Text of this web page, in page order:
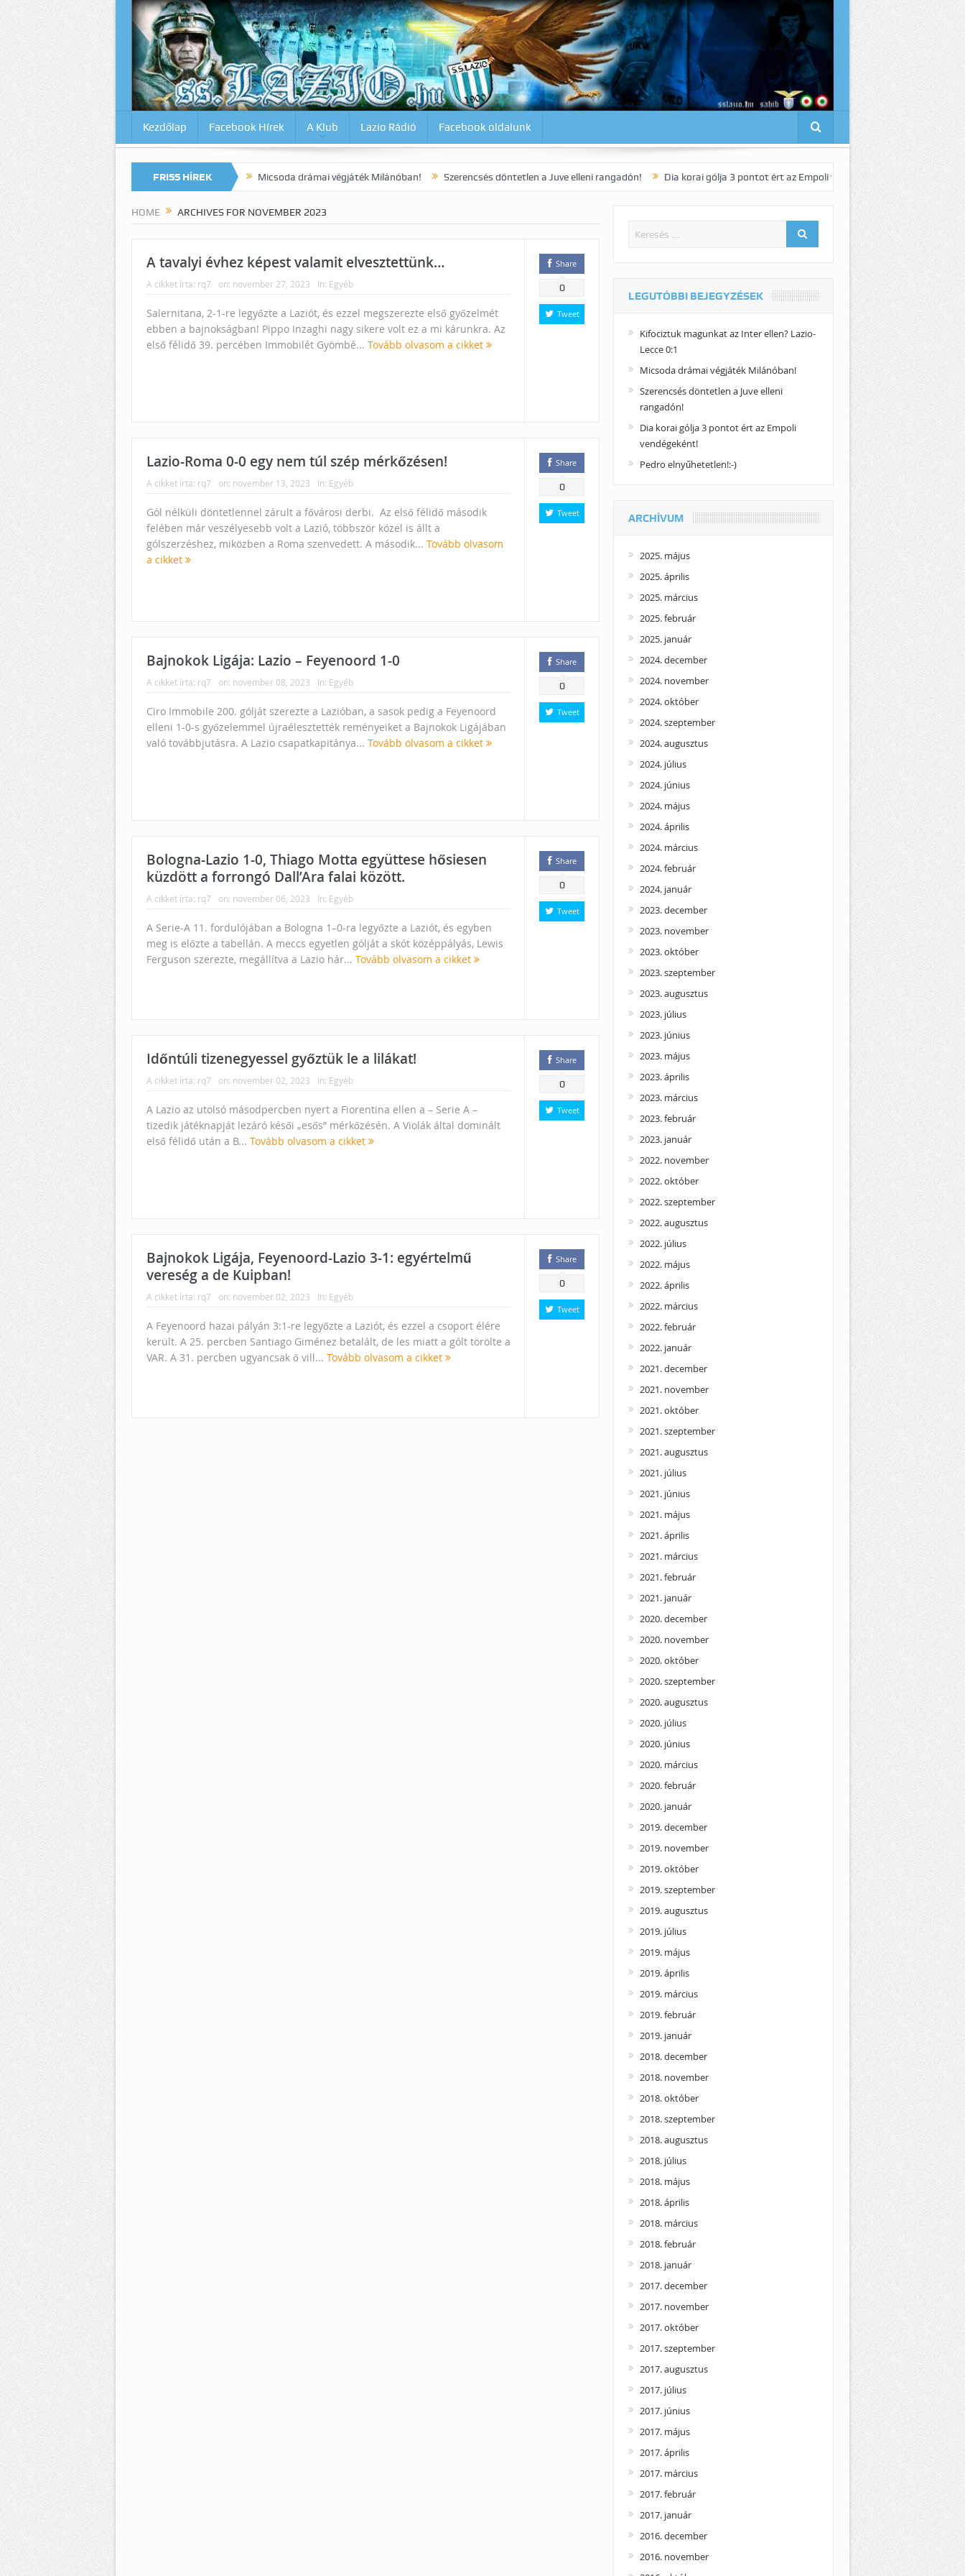
Kezdőlap Facebook Hírek A Klub Lazio Rádió Facebook oldalunk
FRISS HÍREK
az Inter ellen? Lazio-Lecce 0:1 Micsoda drámai végjáték Milánóban! Szerencsés döntetlen a Juve elleni rangadón! Dia korai gólja 3 pontot ért az Empoli vendégeként! Pedro elnyűhetetlen!:-)
HOME ARCHIVES FOR NOVEMBER 2023
A tavalyi évhez képest valamit elvesztettünk…
A cikket írta: rq7 on: november 27, 2023 In: Egyéb
Salernitana, 2-1-re legyőzte a Laziót, és ezzel megszerezte első győzelmét
ebben a bajnokságban! Pippo Inzaghi nagy sikere volt ez a mi kárunkra. Az
első félidő 39. percében Immobilét Gyömbé... Tovább olvasom a cikket
Share
0
Tweet
Lazio-Roma 0-0 egy nem túl szép mérkőzésen!
A cikket írta: rq7 on: november 13, 2023 In: Egyéb
Gól nélküli döntetlennel zárult a fővárosi derbi. Az első félidő második
felében már veszélyesebb volt a Lazió, többször közel is állt a
gólszerzéshez, miközben a Roma szenvedett. A második... Tovább olvasom
a cikket
Share
0
Tweet
Bajnokok Ligája: Lazio – Feyenoord 1-0
A cikket írta: rq7 on: november 08, 2023 In: Egyéb
Ciro Immobile 200. gólját szerezte a Lazióban, a sasok pedig a Feyenoord
elleni 1-0-s győzelemmel újraélesztették reményeiket a Bajnokok Ligájában
való továbbjutásra. A Lazio csapatkapitánya... Tovább olvasom a cikket
Share
0
Tweet
Bologna-Lazio 1-0, Thiago Motta együttese hősiesen
küzdött a forrongó Dall’Ara falai között.
A cikket írta: rq7 on: november 06, 2023 In: Egyéb
A Serie-A 11. fordulójában a Bologna 1–0-ra legyőzte a Laziót, és egyben
meg is előzte a tabellán. A meccs egyetlen gólját a skót középpályás, Lewis
Ferguson szerezte, megállítva a Lazio hár... Tovább olvasom a cikket
Share
0
Tweet
Időntúli tizenegyessel győztük le a lilákat!
A cikket írta: rq7 on: november 02, 2023 In: Egyéb
A Lazio az utolsó másodpercben nyert a Fiorentina ellen a – Serie A –
tizedik játéknapját lezáró késői „esős” mérkőzésén. A Violák által dominált
első félidő után a B... Tovább olvasom a cikket
Share
0
Tweet
Bajnokok Ligája, Feyenoord-Lazio 3-1: egyértelmű
vereség a de Kuipban!
A cikket írta: rq7 on: november 02, 2023 In: Egyéb
A Feyenoord hazai pályán 3:1-re legyőzte a Laziót, és ezzel a csoport élére
került. A 25. percben Santiago Giménez betalált, de les miatt a gólt törölte a
VAR. A 31. percben ugyancsak ő vill... Tovább olvasom a cikket
Share
0
Tweet
LEGUTÓBBI BEJEGYZÉSEK
Kifociztuk magunkat az Inter ellen? Lazio-
Lecce 0:1
Micsoda drámai végjáték Milánóban!
Szerencsés döntetlen a Juve elleni
rangadón!
Dia korai gólja 3 pontot ért az Empoli
vendégeként!
Pedro elnyűhetetlen!:-)
ARCHÍVUM
2025. május
2025. április
2025. március
2025. február
2025. január
2024. december
2024. november
2024. október
2024. szeptember
2024. augusztus
2024. július
2024. június
2024. május
2024. április
2024. március
2024. február
2024. január
2023. december
2023. november
2023. október
2023. szeptember
2023. augusztus
2023. július
2023. június
2023. május
2023. április
2023. március
2023. február
2023. január
2022. november
2022. október
2022. szeptember
2022. augusztus
2022. július
2022. május
2022. április
2022. március
2022. február
2022. január
2021. december
2021. november
2021. október
2021. szeptember
2021. augusztus
2021. július
2021. június
2021. május
2021. április
2021. március
2021. február
2021. január
2020. december
2020. november
2020. október
2020. szeptember
2020. augusztus
2020. július
2020. június
2020. március
2020. február
2020. január
2019. december
2019. november
2019. október
2019. szeptember
2019. augusztus
2019. július
2019. május
2019. április
2019. március
2019. február
2019. január
2018. december
2018. november
2018. október
2018. szeptember
2018. augusztus
2018. július
2018. május
2018. április
2018. március
2018. február
2018. január
2017. december
2017. november
2017. október
2017. szeptember
2017. augusztus
2017. július
2017. június
2017. május
2017. április
2017. március
2017. február
2017. január
2016. december
2016. november